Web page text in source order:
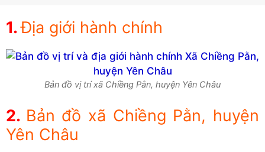
Địa giới hành chính
Bản đồ vị trí xã Chiềng Pằn, huyện Yên Châu
Bản đồ xã Chiềng Pằn, huyện
Yên Châu